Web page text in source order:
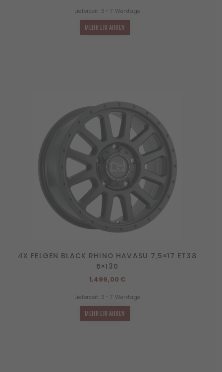
Lieferzeit: 3 - 7 Werktage
MEHR ERFAHREN
4X FELGEN BLACK RHINO HAVASU 7,5×17 ET38
6×130
1.499,00€
Lieferzeit: 3 - 7 Werktage
MEHR ERFAHREN